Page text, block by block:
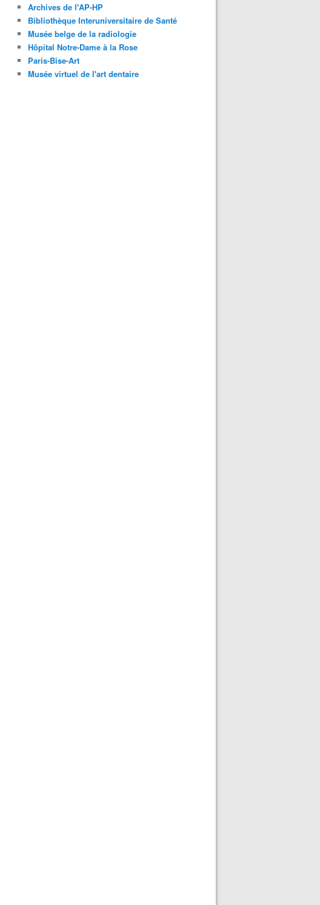
Archives de l'AP-HP
Bibliothèque Interuniversitaire de Santé
Musée belge de la radiologie
Hôpital Notre-Dame à la Rose
Paris-Bise-Art
Musée virtuel de l'art dentaire